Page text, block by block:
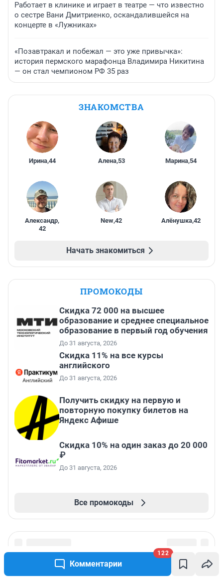
Комментарии
122
Работает в клинике и играет в театре — что известно
о сестре Вани Дмитриенко, оскандалившейся на
концерте в «Лужниках»
«Позавтракал и побежал — это уже привычка»:
история пермского марафонца Владимира Никитина
— он стал чемпионом РФ 35 раз
ЗНАКОМСТВА
Ирина,44 Алена,53 Марина,54
Александр,
42
New,42 Алёнушка,42
Начать знакомиться
ПРОМОКОДЫ
Скидка 72 000 на высшее
образование и среднее специальное
образование в первый год обучения
До 31 августа, 2026
Скидка 11% на все курсы
английского
До 31 августа, 2026
Получить скидку на первую и
повторную покупку билетов на
Яндекс Афише
Скидка 10% на один заказ до 20 000
₽
До 31 августа, 2026
Все промокоды